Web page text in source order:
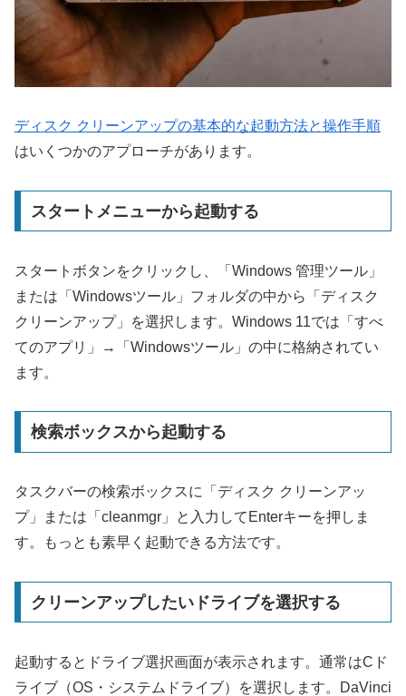
ディスク クリーンアップの基本的な起動方法と操作手順
はいくつかのアプローチがあります。
スタートメニューから起動する
スタートボタンをクリックし、「Windows 管理ツール」
または「Windowsツール」フォルダの中から「ディスク
クリーンアップ」を選択します。Windows 11では「すべ
てのアプリ」→「Windowsツール」の中に格納されてい
ます。
検索ボックスから起動する
タスクバーの検索ボックスに「ディスク クリーンアッ
プ」または「cleanmgr」と入力してEnterキーを押しま
す。もっとも素早く起動できる方法です。
クリーンアップしたいドライブを選択する
起動するとドライブ選択画面が表示されます。通常はCド
ライブ（OS・システムドライブ）を選択します。DaVinci